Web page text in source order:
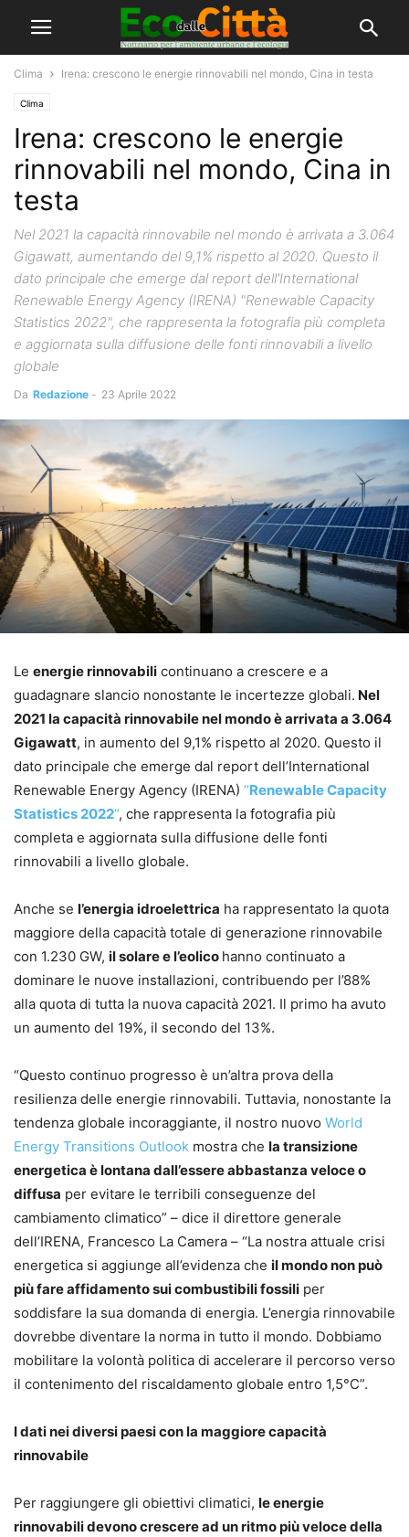
Clima Irena: crescono le energie rinnovabili nel mondo, Cina in testa
Clima
Irena: crescono le energie
rinnovabili nel mondo, Cina in
testa
Nel 2021 la capacità rinnovabile nel mondo è arrivata a 3.064
Gigawatt, aumentando del 9,1% rispetto al 2020. Questo il
dato principale che emerge dal report dell'International
Renewable Energy Agency (IRENA) "Renewable Capacity
Statistics 2022", che rappresenta la fotografia più completa
e aggiornata sulla diffusione delle fonti rinnovabili a livello
globale
Da Redazione - 23 Aprile 2022
Le energie rinnovabili continuano a crescere e a
guadagnare slancio nonostante le incertezze globali. Nel
2021 la capacità rinnovabile nel mondo è arrivata a 3.064
Gigawatt, in aumento del 9,1% rispetto al 2020. Questo il
dato principale che emerge dal report dell’International
Renewable Energy Agency (IRENA) “Renewable Capacity
Statistics 2022“, che rappresenta la fotografia più
completa e aggiornata sulla diffusione delle fonti
rinnovabili a livello globale.
Anche se l’energia idroelettrica ha rappresentato la quota
maggiore della capacità totale di generazione rinnovabile
con 1.230 GW, il solare e l’eolico hanno continuato a
dominare le nuove installazioni, contribuendo per l’88%
alla quota di tutta la nuova capacità 2021. Il primo ha avuto
un aumento del 19%, il secondo del 13%.
“Questo continuo progresso è un’altra prova della
resilienza delle energie rinnovabili. Tuttavia, nonostante la
tendenza globale incoraggiante, il nostro nuovo World
Energy Transitions Outlook mostra che la transizione
energetica è lontana dall’essere abbastanza veloce o
diffusa per evitare le terribili conseguenze del
cambiamento climatico” – dice il direttore generale
dell’IRENA, Francesco La Camera – “La nostra attuale crisi
energetica si aggiunge all’evidenza che il mondo non può
più fare affidamento sui combustibili fossili per
soddisfare la sua domanda di energia. L’energia rinnovabile
dovrebbe diventare la norma in tutto il mondo. Dobbiamo
mobilitare la volontà politica di accelerare il percorso verso
il contenimento del riscaldamento globale entro 1,5°C”.
I dati nei diversi paesi con la maggiore capacità
rinnovabile
Per raggiungere gli obiettivi climatici, le energie
rinnovabili devono crescere ad un ritmo più veloce della